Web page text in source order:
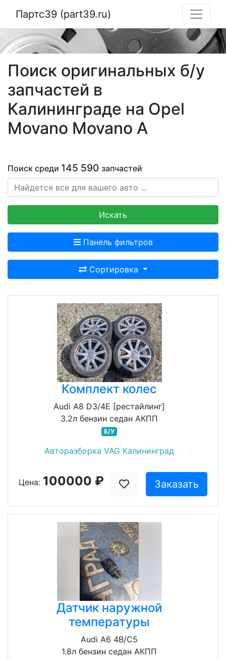
Партс39 (part39.ru)
Поиск оригинальных б/у
запчастей в
Калининграде на Opel
Movano Movano A
Поиск среди 145 590 запчастей
Искать
Панель фильтров
Сортировка
Комплект колес
Audi A8 D3/4E [рестайлинг]
3.2л бензин седан АКПП
Б/У
Авторазборка VAG Калининград
Цена: 100000 ₽ Заказать
Датчик наружной
температуры
Audi A6 4B/C5
1.8л бензин седан АКПП